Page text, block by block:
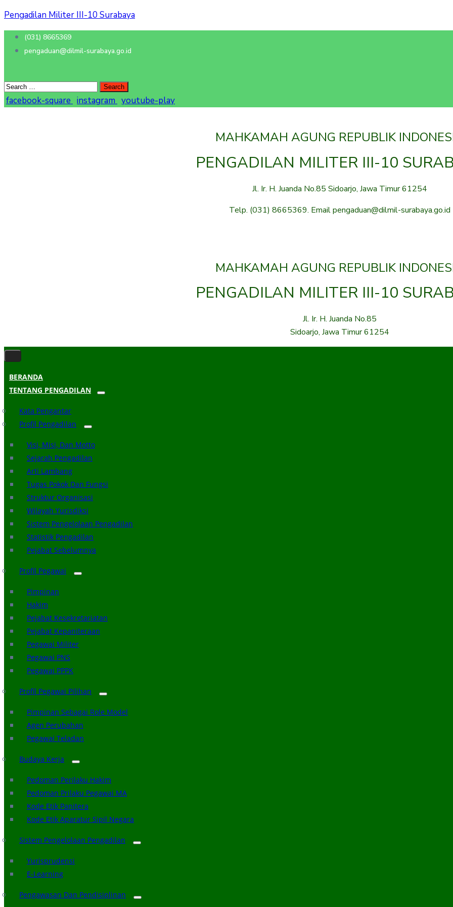
Pengadilan Militer III-10 Surabaya
(031) 8665369
pengaduan@dilmil-surabaya.go.id
facebook-square instagram youtube-play
MAHKAMAH AGUNG REPUBLIK
PENGADILAN MILITER III-10
Jl. Ir. H. Juanda No.85 Sidoarjo, Jawa Timur 61254
Telp. (031) 8665369. Email pengaduan@dilmil-surabaya.go.id
MAHKAMAH AGUNG REPUBLIK
PENGADILAN MILITER III-10
Jl. Ir. H. Juanda No.85
Sidoarjo, Jawa Timur 61254
BERANDA
TENTANG PENGADILAN
Kata Pengantar
Profil Pengadilan
Visi, Misi, Dan Motto
Sejarah Pengadilan
Arti Lambang
Tugas Pokok Dan Fungsi
Struktur Organisasi
Wilayah Yurisdiksi
Sistem Pengelolaan Pengadilan
Statistik Pengadilan
Pejabat Sebelumnya
Profil Pegawai
Pimpinan
Hakim
Pejabat Kesekretariatan
Pejabat Kepaniteraan
Pegawai Militer
Pegawai PNS
Pegawai PPPK
Profil Pegawai Pilihan
Pimpinan Sebagai Role Model
Agen Perubahan
Pegawai Teladan
Budaya Kerja
Pedoman Perilaku Hakim
Pedoman Prilaku Pegawai MA
Kode Etik Panitera
Kode Etik Aparatur Sipil Negara
Sistem Pengelolaan Pengadilan
Yurisprudensi
E-Learning
Pengawasan Dan Pendisiplinan